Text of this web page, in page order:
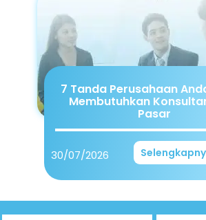
7 Tanda Perusahaan
Membutuhkan
Pasar
30/07/2026